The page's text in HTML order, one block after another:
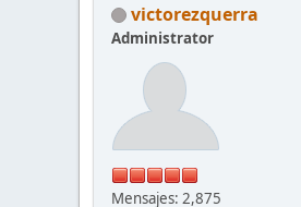
victorezquerra
Administrator
Mensajes: 2,875